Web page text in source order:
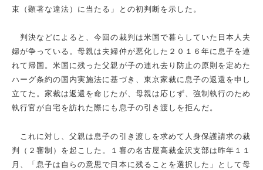
束（顕著な違法）に当たる」との初判断を示した。
判決などによると、今回の裁判は米国で暮らしていた日本人夫
婦が争っている。母親は夫婦仲が悪化した２０１６年に息子を連
れて帰国。米国に残った父親が子の連れ去り防止の原則を定めた
ハーグ条約の国内実施法に基づき、東京家裁に息子の返還を申し
立てた。家裁は返還を命じたが、母親は応じず、強制執行のため
執行官が自宅を訪れた際にも息子の引き渡しを拒んだ。
これに対し、父親は息子の引き渡しを求めて人身保護請求の裁
判（２審制）を起こした。１審の名古屋高裁金沢支部は昨年１１
月、「息子は自らの意思で日本に残ることを選択した」として母